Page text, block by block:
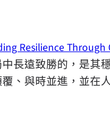
Resilience Through
長遠致勝的，是其
、與時並進，並在